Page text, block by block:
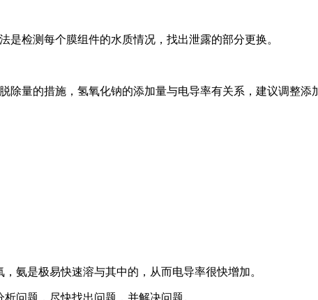
检测每个膜组件的水质情况，找出泄露的部分更换。
量的措施，氢氧化钠的添加量与电导率有关系，建议调整添
氨是极易快速溶与其中的，从而电导率很快增加。